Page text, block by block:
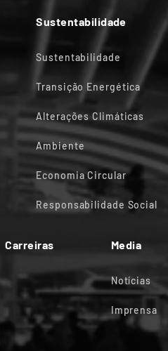
Sustentabilidade
Sustentabilidade
Transição Energética
Alterações Climáticas
Ambiente
Economia Circular
Responsabilidade Social
Carreiras Media
Notícias
Imprensa